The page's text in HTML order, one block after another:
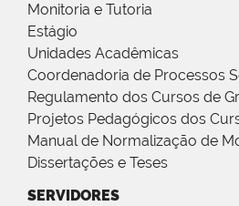
Monitoria e Tutoria
Estágio
Unidades Acadêmicas
Coordenadoria de Processos
Regulamento dos Cursos de
Projetos Pedagógicos dos
Manual de Normalização de
Dissertações e Teses
SERVIDORES